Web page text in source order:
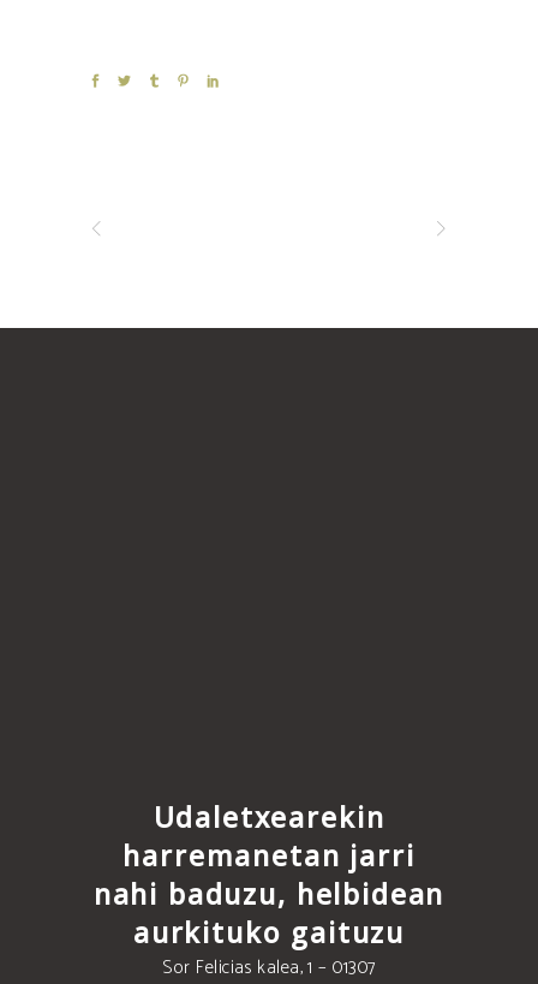
Udaletxearekin
harremanetan jarri
nahi baduzu, helbidean
aurkituko gaituzu
Sor Felicias kalea, 1 – 01307